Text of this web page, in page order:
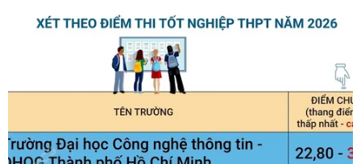
Chuyên gia Nhật Bản nói Việt Nam
nên ưu tiên sản xuất và đóng gói chip